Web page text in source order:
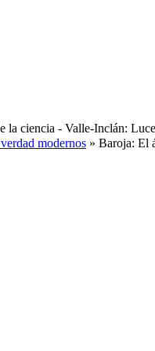
la ciencia - Valle-Inclán:
modernos » Baroja: El